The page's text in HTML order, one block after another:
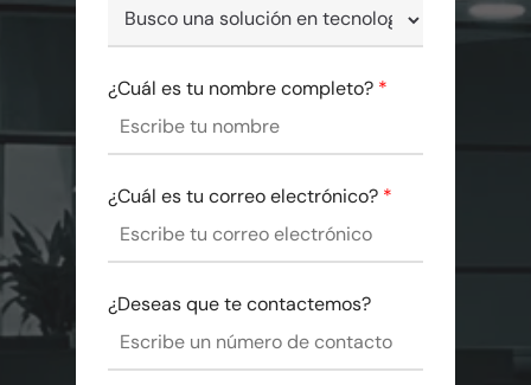
¿Cuál es tu nombre completo? *
¿Cuál es tu correo electrónico? *
¿Deseas que te contactemos?